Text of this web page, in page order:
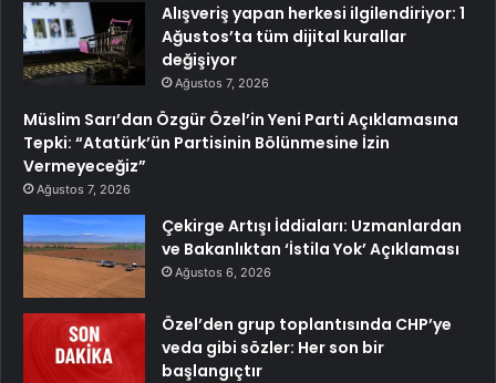
Alışveriş yapan herkesi ilgilendiriyor: 1
Ağustos’ta tüm dijital kurallar
değişiyor
Ağustos 7, 2026
Müslim Sarı’dan Özgür Özel’in Yeni Parti Açıklamasına
Tepki: “Atatürk’ün Partisinin Bölünmesine İzin
Vermeyeceğiz”
Ağustos 7, 2026
Çekirge Artışı İddiaları: Uzmanlardan
ve Bakanlıktan ‘İstila Yok’ Açıklaması
Ağustos 6, 2026
Özel’den grup toplantısında CHP’ye
veda gibi sözler: Her son bir
başlangıçtır